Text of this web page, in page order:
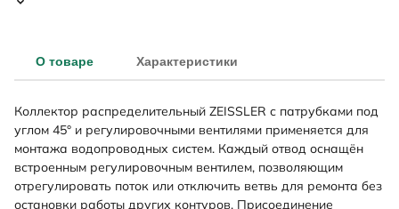
О товаре Характеристики
Коллектор распределительный ZEISSLER с патрубками под
углом 45° и регулировочными вентилями применяется для
монтажа водопроводных систем. Каждый отвод оснащён
встроенным регулировочным вентилем, позволяющим
отрегулировать поток или отключить ветвь для ремонта без
остановки работы других контуров. Присоединение